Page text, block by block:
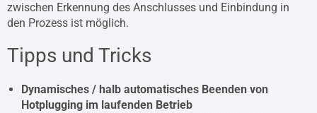
zwischen Erkennung des Anschlusses und Einbindung in
den Prozess ist möglich.
Tipps und Tricks
Dynamisches / halb automatisches Beenden von
Hotplugging im laufenden Betrieb